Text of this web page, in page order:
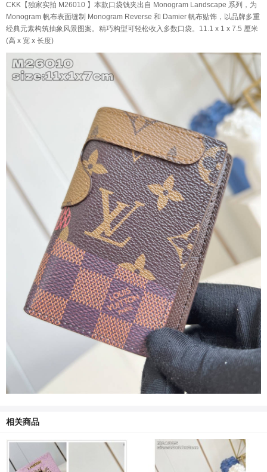
CKK【独家实拍 M26010 】本款口袋钱夹出自 Monogram Landscape 系列，为
Monogram 帆布表面缝制 Monogram Reverse 和 Damier 帆布贴饰，以品牌多重
经典元素构筑抽象风景图案。精巧构型可轻松收入多数口袋。11.1 x 1 x 7.5 厘米
(高 x 宽 x 长度)
相关商品